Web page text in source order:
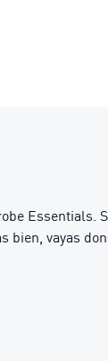
bien, vayas